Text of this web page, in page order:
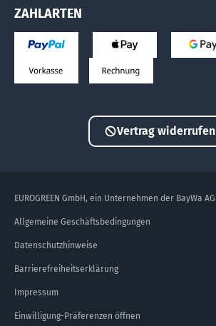
ZAHLARTEN
Vertrag widerrufen
EUROGREEN GmbH, ein Unternehmen der BayWa AG
Allgemeine Geschäftsbedingungen
Datenschutzhinweise
Barrierefreiheitserklärung
Impressum
Einwilligung-Präferenzen öffnen